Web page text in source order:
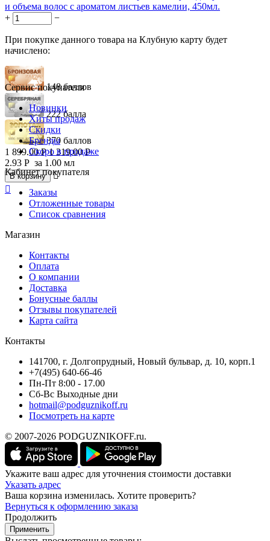
и объема волос с ароматом листьев камелии, 450мл.
+
−
При покупке данного товара на Клубную карту будет
начислено:
148 баллов
222 балла
370 баллов
1 899.00 Р 1 319.00 Р
2.93 Р за 1.00 мл
В корзину


Сервис покупателя
Новинки
Хиты продаж
Скидки
Бренды
Скоро в продаже
Кабинет покупателя
Заказы
Отложенные товары
Список сравнения
Магазин
Контакты
Оплата
О компании
Доставка
Бонусные баллы
Отзывы покупателей
Карта сайта
Контакты
141700, г. Долгопрудный, Новый бульвар, д. 10, корп.1
+7(495) 640-66-46
Пн-Пт 8:00 - 17.00
Сб-Вс Выходные дни
hotmail@podguznikoff.ru
Посмотреть на карте
© 2007-2026 PODGUZNIKOFF.ru.
Укажите ваш адрес для уточнения стоимости доставки
Указать адрес
Ваша корзина изменилась. Хотите проверить?
Вернуться к оформлению заказа
Продолжить
Применить